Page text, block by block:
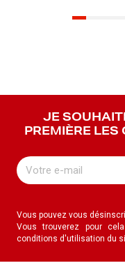
JE
PREMIÈRE LES
Vous pouvez vous
Vous trouverez pour
conditions d'utilisation du